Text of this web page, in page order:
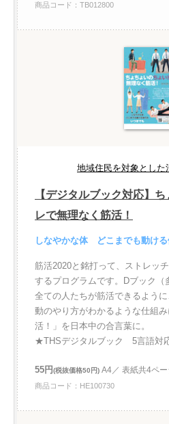
商品コード：TB012800
地域住民を対象とした
【デジタルブック対応】
レで無理なく筋活！
しなやかな体 どこまでも動け
筋活2020と銘打って、ストレッ
するプログラムです。Dブック（
全ての人たちが筋活できるよう
動のやり方がわかるような仕組
活！」を日本中の合言葉に。
★THSデジタルブック 5言語対
55円(税抜価格50円) A4／ 表紙共4ペ
商品コード：HE100730